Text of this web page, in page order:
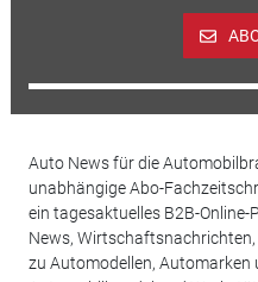
Auto News für die
unabhängige Abo-
ein tagesaktuelles B2B-Online-
News,
zu Automodellen, Automarken